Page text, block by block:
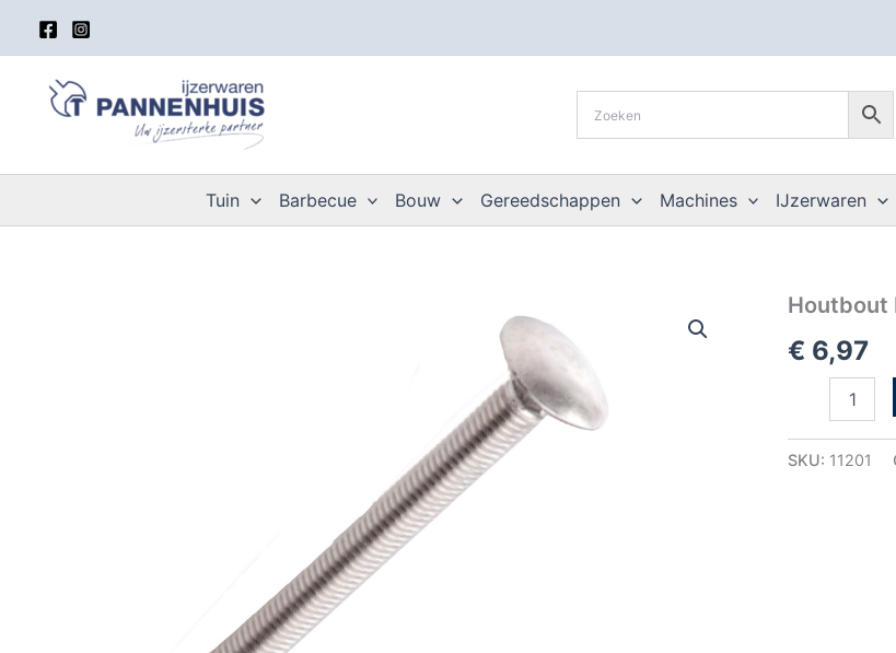
inhoud
Tuin Barbecue Bouw Gereedschappen Machines IJzerwaren
Houtbout
€ 6,97
Houtbout
603
M
A2
SKU: 11201